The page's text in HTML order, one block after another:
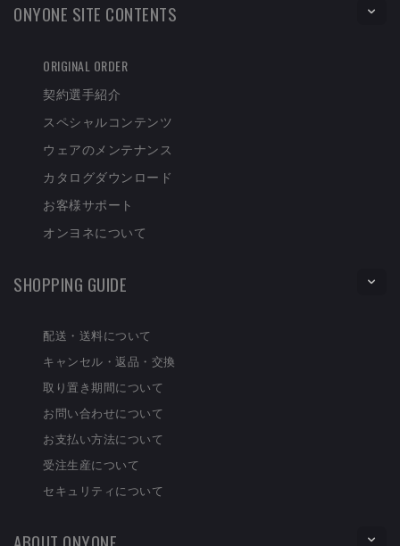
ONYONE SITE CONTENTS
ORIGINAL ORDER
契約選手紹介
スペシャルコンテンツ
ウェアのメンテナンス
カタログダウンロード
お客様サポート
オンヨネについて
SHOPPING GUIDE
配送・送料について
キャンセル・返品・交換
取り置き期間について
お問い合わせについて
お支払い方法について
受注生産について
セキュリティについて